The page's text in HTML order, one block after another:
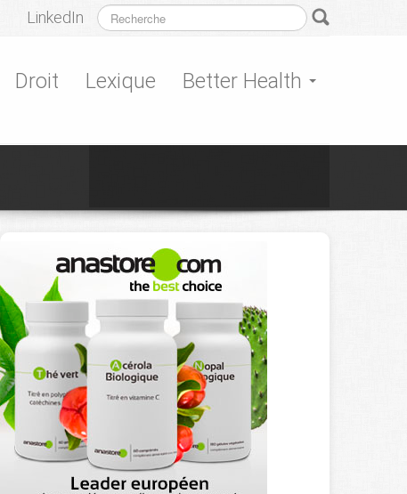
LinkedIn
Droit Lexique Better Health